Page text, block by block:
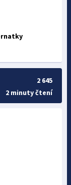
2 645
2 minuty čtení